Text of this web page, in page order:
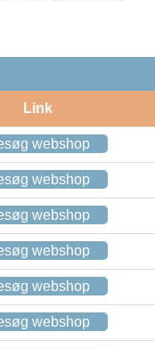
Link
webshop
webshop
webshop
webshop
webshop
webshop